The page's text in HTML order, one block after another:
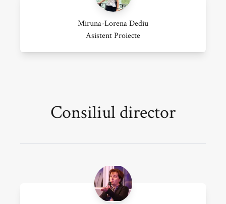
Miruna-Lorena Dediu
Asistent Proiecte
Consiliul director